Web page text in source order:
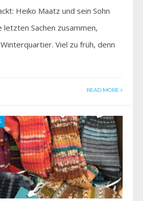
Heiko Maatz und sein Sohn
letzten Sachen zusammen,
Viel zu früh, denn
READ MORE